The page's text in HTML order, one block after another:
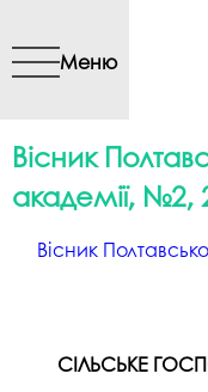
Меню
Вісник
академії, №2,
Вісник
СІЛЬСЬКЕ